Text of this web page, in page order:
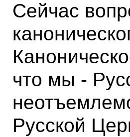
Сейчас
что мы -
Русской